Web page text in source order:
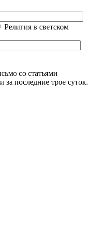
Религия в светском
со статьями
последние трое суток.